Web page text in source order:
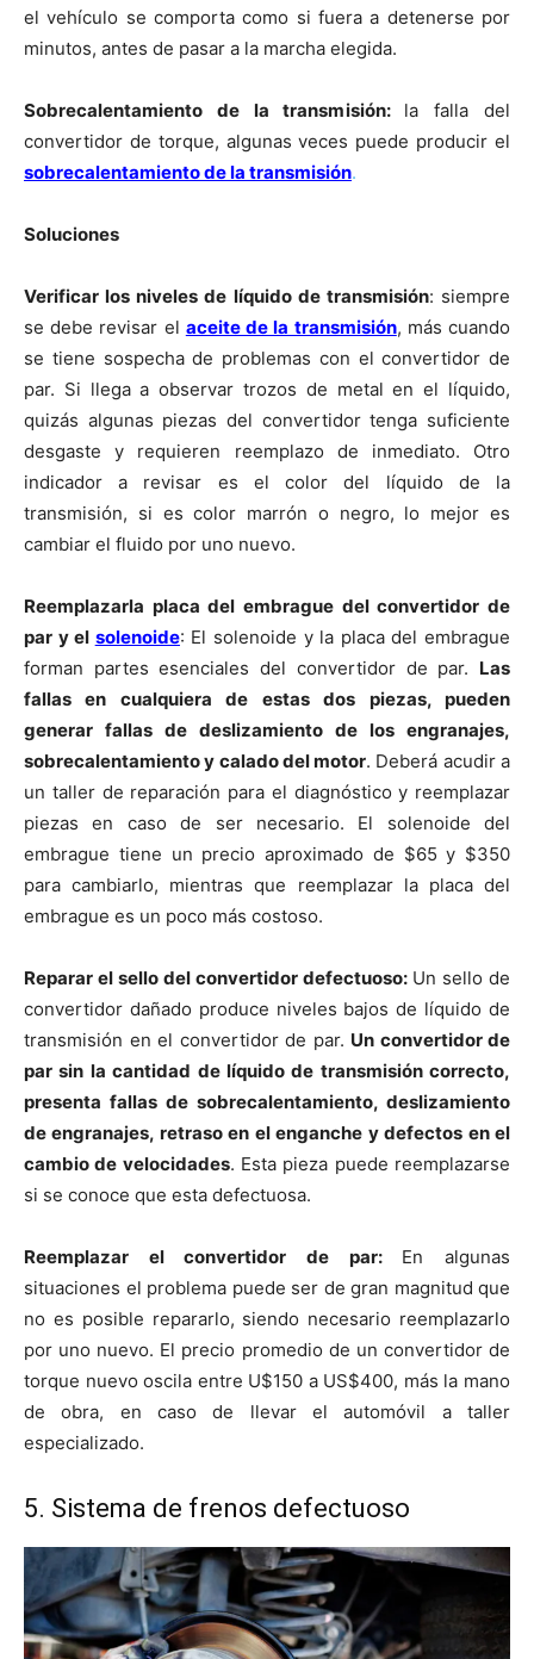
el vehículo se comporta como si fuera a detenerse por
minutos, antes de pasar a la marcha elegida.
Sobrecalentamiento de la transmisión: la falla del
convertidor de torque, algunas veces puede producir el
sobrecalentamiento de la transmisión.
Soluciones
Verificar los niveles de líquido de transmisión: siempre
se debe revisar el aceite de la transmisión, más cuando
se tiene sospecha de problemas con el convertidor de
par. Si llega a observar trozos de metal en el líquido,
quizás algunas piezas del convertidor tenga suficiente
desgaste y requieren reemplazo de inmediato. Otro
indicador a revisar es el color del líquido de la
transmisión, si es color marrón o negro, lo mejor es
cambiar el fluido por uno nuevo.
Reemplazarla placa del embrague del convertidor de
par y el solenoide: El solenoide y la placa del embrague
forman partes esenciales del convertidor de par. Las
fallas en cualquiera de estas dos piezas, pueden
generar fallas de deslizamiento de los engranajes,
sobrecalentamiento y calado del motor. Deberá acudir a
un taller de reparación para el diagnóstico y reemplazar
piezas en caso de ser necesario. El solenoide del
embrague tiene un precio aproximado de $65 y $350
para cambiarlo, mientras que reemplazar la placa del
embrague es un poco más costoso.
Reparar el sello del convertidor defectuoso: Un sello de
convertidor dañado produce niveles bajos de líquido de
transmisión en el convertidor de par. Un convertidor de
par sin la cantidad de líquido de transmisión correcto,
presenta fallas de sobrecalentamiento, deslizamiento
de engranajes, retraso en el enganche y defectos en el
cambio de velocidades. Esta pieza puede reemplazarse
si se conoce que esta defectuosa.
Reemplazar el convertidor de par: En algunas
situaciones el problema puede ser de gran magnitud que
no es posible repararlo, siendo necesario reemplazarlo
por uno nuevo. El precio promedio de un convertidor de
torque nuevo oscila entre U$150 a US$400, más la mano
de obra, en caso de llevar el automóvil a taller
especializado.
5. Sistema de frenos defectuoso